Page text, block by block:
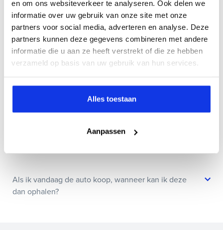
en om ons websiteverkeer te analyseren. Ook delen we
informatie over uw gebruik van onze site met onze
partners voor social media, adverteren en analyse. Deze
partners kunnen deze gegevens combineren met andere
informatie die u aan ze heeft verstrekt of die ze hebben
verzameld op basis van uw gebruik van hun services.
Alles toestaan
Aanpassen
Kan ik een auto reserveren?
Hoe weet ik of deze auto nog beschikbaar is?
Als ik vandaag de auto koop, wanneer kan ik deze
dan ophalen?